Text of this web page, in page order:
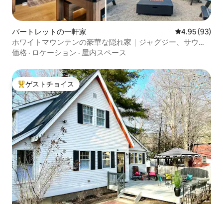
バートレットの一軒家 レビュー93
4.95 (93)
ホワイトマウンテンの豪華な隠れ家｜ジャグジー、サウ
ナ、ゲームルーム
価格 · ロケーション · 屋内スペース
大好評のゲストチョイスです。
ゲストチョイス